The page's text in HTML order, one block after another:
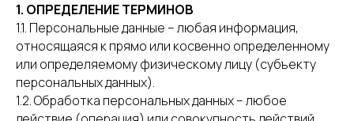
1. ОПРЕДЕЛЕНИЕ ТЕРМИНОВ
1.1. Персональные данные – любая информация,
относящаяся к прямо или косвенно определенному
или определяемому физическому лицу (субъекту
персональных данных).
1.2. Обработка персональных данных – любое